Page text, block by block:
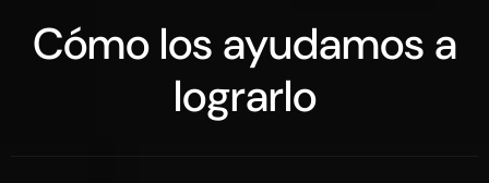
Cómo los ayudamos a
lograrlo